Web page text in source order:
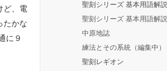
ど、電
たかな
に９
聖刻シリーズ 基本用語解説
聖刻シリーズ 基本用語解説
中原地誌
練法とその系統（編集中）
聖刻レギオン